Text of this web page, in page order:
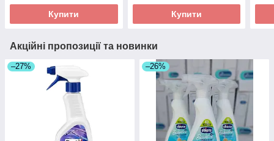
Купити Купити
Акційні пропозиції та новинки
–27% –26%